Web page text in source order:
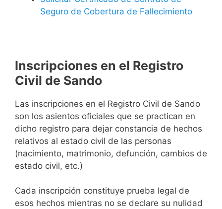
Seguro de Cobertura de Fallecimiento
Inscripciones en el Registro
Civil de Sando
Las inscripciones en el Registro Civil de Sando
son los asientos oficiales que se practican en
dicho registro para dejar constancia de hechos
relativos al estado civil de las personas
(nacimiento, matrimonio, defunción, cambios de
estado civil, etc.)
Cada inscripción constituye prueba legal de
esos hechos mientras no se declare su nulidad